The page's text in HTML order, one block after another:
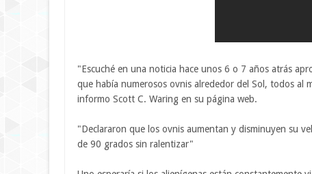
"Escuché en una noticia hace unos 6 o 7 años atrás
que había numerosos ovnis alrededor del Sol, todos al
informo Scott C. Waring en su página web.
"Declararon que los ovnis aumentan y disminuyen su
de 90 grados sin ralentizar"